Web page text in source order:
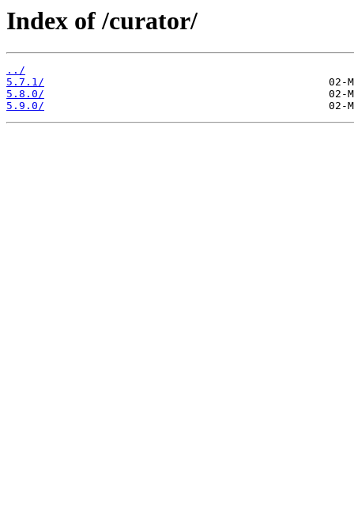
Index of /curator/
../
5.7.1/
5.8.0/
5.9.0/